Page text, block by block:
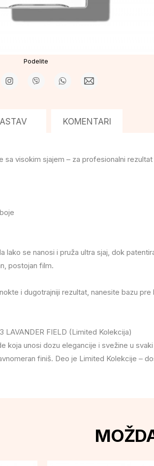
Podelite
KOMENTARI
sa visokim sjajem – za profesionalni
lako se nanosi i pruža ultra sjaj, dok
postojan film.
i dugotrajniji rezultat, nanesite bazu pre
LAVANDER FIELD (Limited Kolekcija)
koja unosi dozu elegancije i svežine u
finiš. Deo je Limited Kolekcije –